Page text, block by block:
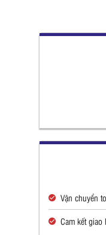
Vận chuyển
Cam kết